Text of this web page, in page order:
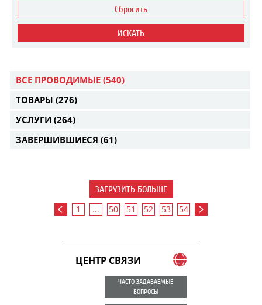
Сбросить
ИСКАТЬ
ВСЕ ПРОВОДИМЫЕ (540)
ТОВАРЫ (276)
УСЛУГИ (264)
ЗАВЕРШИВШИЕСЯ (61)
ЗАГРУЗИТЬ БОЛЬШЕ
1 ... 50 51 52 53 54
ЦЕНТР СВЯЗИ
ЧАСТО ЗАДАВАЕМЫЕ
ВОПРОСЫ